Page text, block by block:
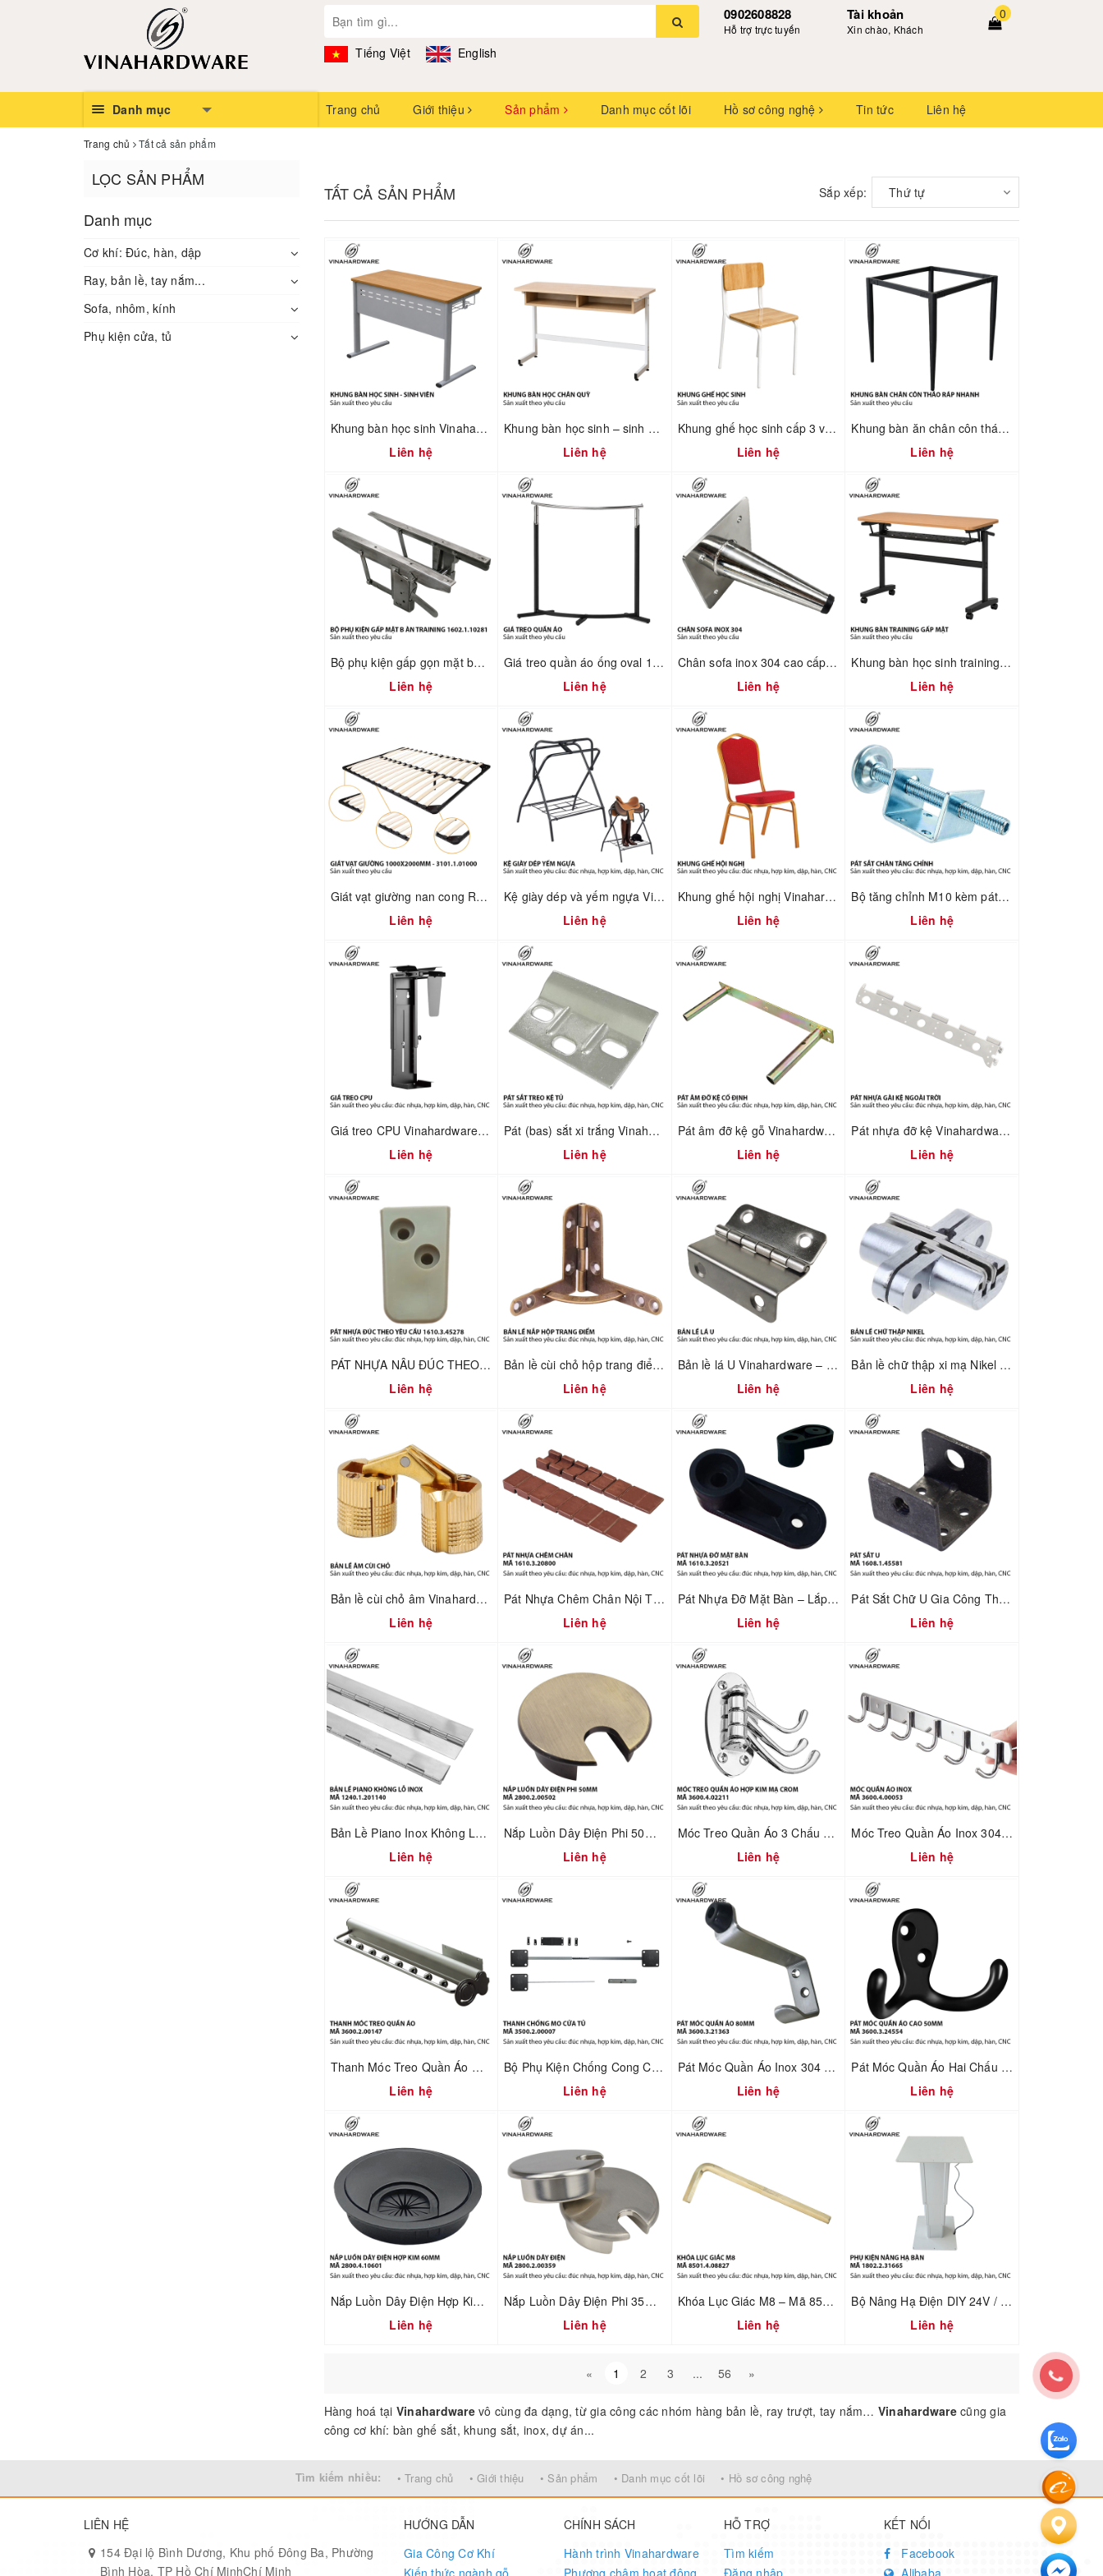
Tiếng Việt English
0902608828
Hỗ trợ trực tuyến
Tài khoản
Xin chào, Khách
0
Danh mục Trang chủ Giới thiệu Sản phẩm Danh mục cốt lõi Hồ sơ công nghệ Tin tức Liên hệ
Trang chủ Tất cả sản phẩm
LỌC SẢN PHẨM
Danh mục
Cơ khí: Đúc, hàn, dập
Ray, bản lề, tay nắm...
Sofa, nhôm, kính
Phụ kiện cửa, tủ
TẤT CẢ SẢN PHẨM Sắp xếp: Thứ tự
Khung bàn học sinh Vinahardware sơn xám – 2300.3.12908
Liên hệ
Khung bàn học sinh – sinh viên 750mm tháo ráp nhanh Vinahardware 2300.1.34805
Liên hệ
Khung ghế học sinh cấp 3 và đại học - 2300.1.02596 - D360xR360xC440mm
Liên hệ
Khung bàn ăn chân côn tháo ráp nhanh 2300.1.73736
Liên hệ
Bộ phụ kiện gấp gọn mặt bàn training 1602.1.10281
Liên hệ
Giá treo quần áo ống oval 1900.1.13506
Liên hệ
Chân sofa inox 304 cao cấp 2100.1.01182
Liên hệ
Khung bàn học sinh training gấp mặt xếp gọn có hộc bàn Vinahardware - 2300.1.07409
Liên hệ
Giát vạt giường nan cong R1000XD2000mm – Mã 3101.1.01000
Liên hệ
Kệ giày dép và yếm ngựa Vinahardware 2302.1.64006
Liên hệ
Khung ghế hội nghị Vinahardware mã 2302.1.7586
Liên hệ
Bộ tăng chỉnh M10 kèm pát chữ U Vinahardware 2702.1.11050
Liên hệ
Giá treo CPU Vinahardware mã 4100.1.33001
Liên hệ
Pát (bas) sắt xi trắng Vinahardware mã 1608.4.60404
Liên hệ
Pát âm đỡ kệ gỗ Vinahardware mã 1608.1.00017
Liên hệ
Pát nhựa đỡ kệ Vinahardware mã 1610.4.01240
Liên hệ
PÁT NHỰA NÂU ĐÚC THEO YÊU CẦU – VINAHARDWARE – 1610.3.45278
Liên hệ
Bản lề cùi chỏ hộp trang điểm Vinahardware 7100.4.01118
Liên hệ
Bản lề lá U Vinahardware – 1260.3.11009
Liên hệ
Bản lề chữ thập xi mạ Nikel Vinahardware 1260.4.11029
Liên hệ
Bản lề cùi chỏ âm Vinahardware 1260.2.10897
Liên hệ
Pát Nhựa Chêm Chân Nội Thất – Xử Lý Nền Không Phẳng | Mã 1610.3.20800
Liên hệ
Pát Nhựa Đỡ Mặt Bàn – Lắp Ráp Nhanh & Chuẩn Khoảng Hở | Mã 1610.3.20521
Liên hệ
Pát Sắt Chữ U Gia Công Theo Yêu Cầu – Liên Kết Ngành Gỗ & Cơ Khí | Mã 1608.1.45581
Liên hệ
Bản Lề Piano Inox Không Lỗ – Sản Xuất Theo MOQ | Mã 1240.1.50160
Liên hệ
Nắp Luồn Dây Điện Phi 50mm Hợp Kim Đúc Xi Mạ Giả Cổ – Mã 2800.2.00502
Liên hệ
Móc Treo Quần Áo 3 Chấu Gấp Xếp Mạ Crom – Gắn Tường | Mã 3600.4.02211
Liên hệ
Móc Treo Quần Áo Inox 304 Gắn Tường – Dùng Cho Nhà Tắm & Nhà Bếp | Mã 3600.4.00053
Liên hệ
Thanh Móc Treo Quần Áo Gắn Nóc Tủ Dài 480mm – Vinahardware | Mã 3600.2.00147
Liên hệ
Bộ Phụ Kiện Chống Cong Cửa Tủ – Điều Chỉnh Cánh Cửa | Mã 3500.2.00007
Liên hệ
Pát Móc Quần Áo Inox 304 Không Rỉ Tích Hợp Chặn Cửa – Dài 80mm | Mã 3600.3.21363
Liên hệ
Pát Móc Quần Áo Hai Chấu Màu Đen Cao 50mm – Vinahardware | Mã 3600.3.24554
Liên hệ
Nắp Luồn Dây Điện Hợp Kim Phi 60mm Sơn Đen – Mã 2800.4.10601
Liên hệ
Nắp Luồn Dây Điện Phi 35mm – Hợp Kim Đúc Xi Mạ Nikel Xước Mờ | Mã 2800.2.00359
Liên hệ
Khóa Lục Giác M8 – Mã 8501.4.08827
Liên hệ
Bộ Nâng Hạ Điện DIY 24V / 220V – Cơ Cấu Nâng Bàn Tatami – Mã 1802.2.31665
Liên hệ
« 1 2 3 ... 56 »
Hàng hoá tại Vinahardwarevô cùng đa dạng, từ gia công các nhóm hàng bản lề, ray trượt, tay nắm… Vinahardwarecũng gia
công cơ khí: bàn ghế sắt, khung sắt, inox, dự án...
Tìm kiếm nhiều: • Trang chủ • Giới thiệu • Sản phẩm • Danh mục cốt lõi • Hồ sơ công nghệ
LIÊN HỆ
154 Đại lộ Bình Dương, Khu phố Đông Ba, Phường
Bình Hòa, TP Hồ Chí MinhChí Minh
HƯỚNG DẪN
Gia Công Cơ Khí
CHÍNH SÁCH
Hành trình Vinahardware
HỖ TRỢ
Tìm kiếm
KẾT NỐI
Facebook